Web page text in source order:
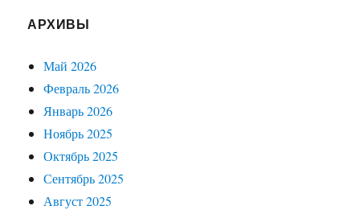
АРХИВЫ
Май 2026
Февраль 2026
Январь 2026
Ноябрь 2025
Октябрь 2025
Сентябрь 2025
Август 2025